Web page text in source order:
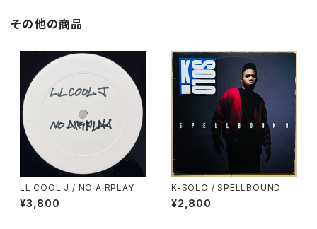
その他の商品
LL COOL J / NO AIRPLAY
¥3,800
K-SOLO / SPELLBOUND
¥2,800